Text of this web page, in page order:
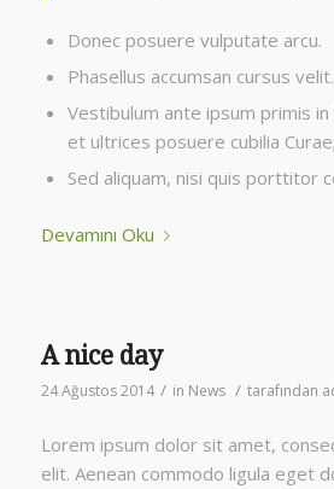
Donec posuere vulputate arcu.
Phasellus accumsan cursus velit.
Vestibulum ante ipsum primis
et ultrices posuere cubilia Curae;
Sed aliquam, nisi quis porttitor
Devamını Oku
A nice day
24 Ağustos 2014 / in News / tarafından
Lorem ipsum dolor sit amet,
elit. Aenean commodo ligula eget